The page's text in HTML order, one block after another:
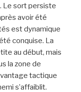
Le sort persiste
avoir été
est dynamique
conquise. La
au début, mais
la zone de
tactique
s’affaiblit.